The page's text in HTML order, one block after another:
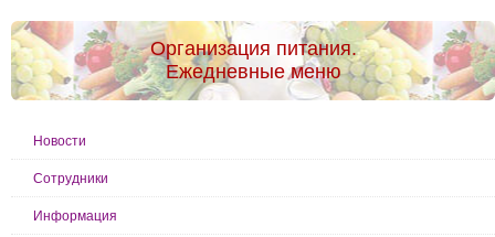
Организация питания.
Ежедневные меню
Новости
Сотрудники
Информация